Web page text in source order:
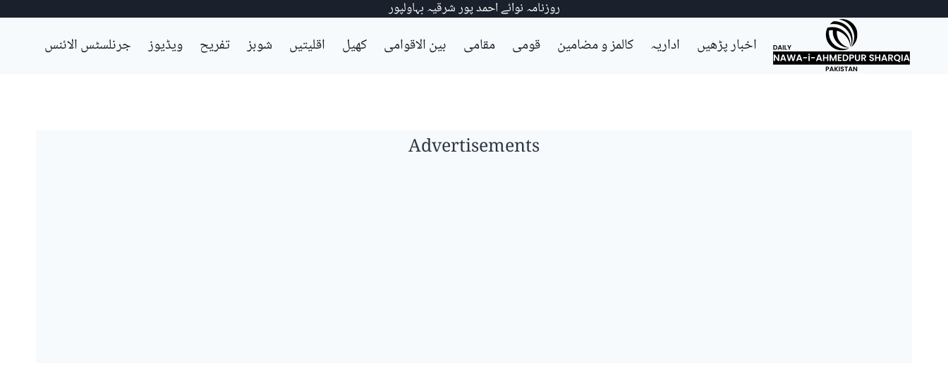
Skip
روزنامہ نوائے احمد پور شرقیہ بہاولپور
اخبار پڑھیں اداریہ کالمز و مضامین قومی مقامی بین الاقوامی کھیل اقلیتیں شوبز تفریح ویڈیوز جرنلسٹس الائنس
Advertisements